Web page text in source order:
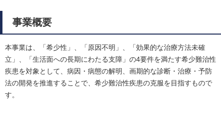
事業概要
本事業は、「希少性」、「原因不明」、「効果的な治療方法未確
立」、「生活面への長期にわたる支障」の4要件を満たす希少難治性
疾患を対象として、病因・病態の解明、画期的な診断・治療・予防
法の開発を推進することで、希少難治性疾患の克服を目指すもので
す。